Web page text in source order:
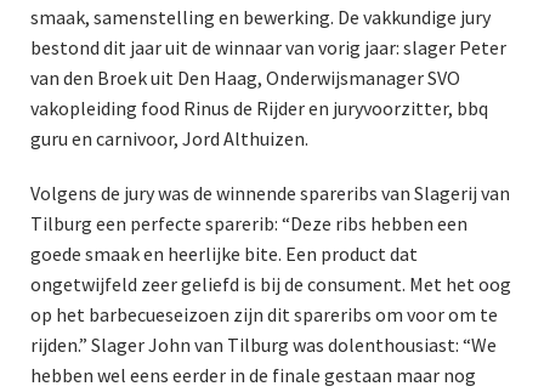
smaak, samenstelling en bewerking. De vakkundige jury
bestond dit jaar uit de winnaar van vorig jaar: slager Peter
van den Broek uit Den Haag, Onderwijsmanager SVO
vakopleiding food Rinus de Rijder en juryvoorzitter, bbq
guru en carnivoor, Jord Althuizen.
Volgens de jury was de winnende spareribs van Slagerij van
Tilburg een perfecte sparerib: “Deze ribs hebben een
goede smaak en heerlijke bite. Een product dat
ongetwijfeld zeer geliefd is bij de consument. Met het oog
op het barbecueseizoen zijn dit spareribs om voor om te
rijden.” Slager John van Tilburg was dolenthousiast: “We
hebben wel eens eerder in de finale gestaan maar nog